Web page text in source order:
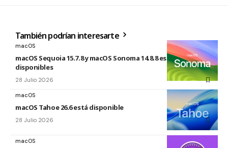
También podrían interesarte
macOS
macOS Sequoia 15.7.8 y macOS Sonoma 14.8.8 están
disponibles
28 Julio 2026
macOS
macOS Tahoe 26.6 está disponible
28 Julio 2026
macOS